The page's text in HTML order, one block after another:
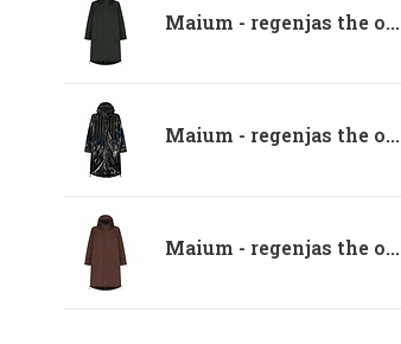
Maium - regenjas the o...
Maium - regenjas the o...
Maium - regenjas the o...